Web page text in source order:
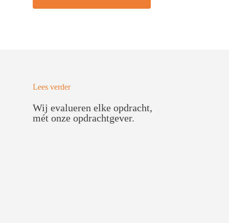
Lees verder
Wij evalueren elke opdracht,
mét onze opdrachtgever.